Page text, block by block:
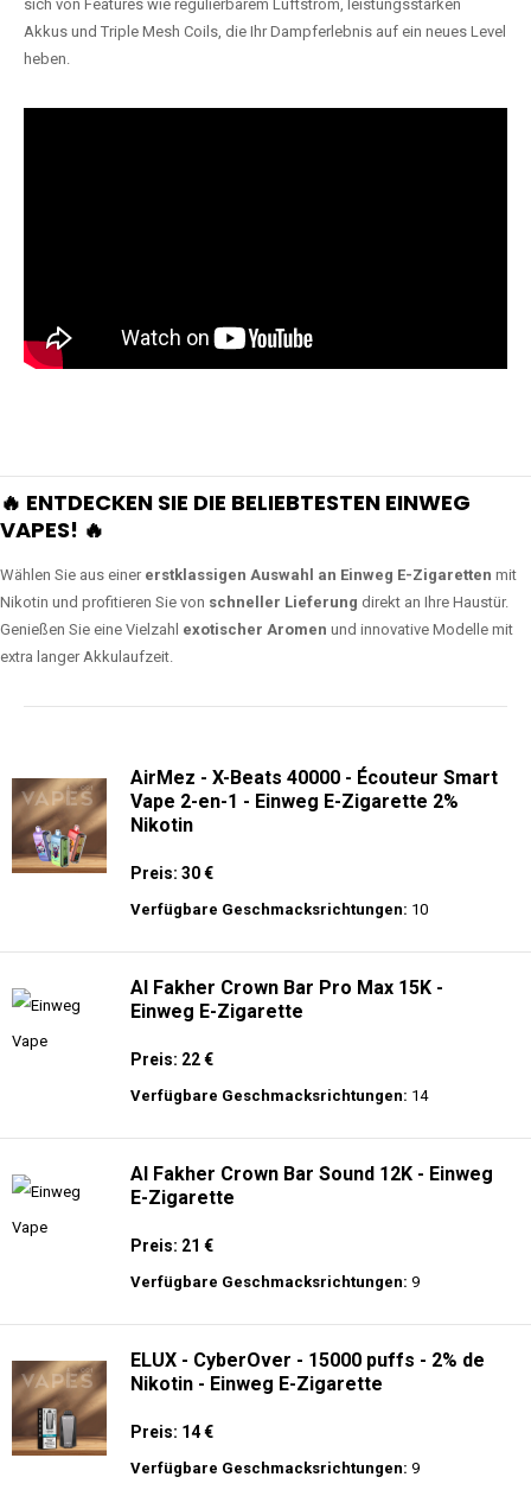
sich von Features wie regulierbarem Luftstrom, leistungsstarken
Akkus und Triple Mesh Coils, die Ihr Dampferlebnis auf ein neues Level
heben.
🔥 ENTDECKEN SIE DIE BELIEBTESTEN EINWEG
VAPES! 🔥
Wählen Sie aus einer erstklassigen Auswahl an Einweg E-Zigaretten mit
Nikotin und profitieren Sie von schneller Lieferung direkt an Ihre Haustür.
Genießen Sie eine Vielzahl exotischer Aromen und innovative Modelle mit
extra langer Akkulaufzeit.
AirMez - X-Beats 40000 - Écouteur Smart
Vape 2-en-1 - Einweg E-Zigarette 2%
Nikotin
Preis: 30 €
Verfügbare Geschmacksrichtungen: 10
Al Fakher Crown Bar Pro Max 15K -
Einweg E-Zigarette
Preis: 22 €
Verfügbare Geschmacksrichtungen: 14
Al Fakher Crown Bar Sound 12K - Einweg
E-Zigarette
Preis: 21 €
Verfügbare Geschmacksrichtungen: 9
ELUX - CyberOver - 15000 puffs - 2% de
Nikotin - Einweg E-Zigarette
Preis: 14 €
Verfügbare Geschmacksrichtungen: 9